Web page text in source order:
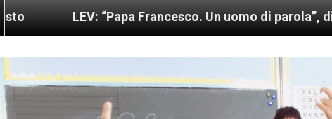
“Papa Francesco. Un uomo di parola”, dietro le quinte